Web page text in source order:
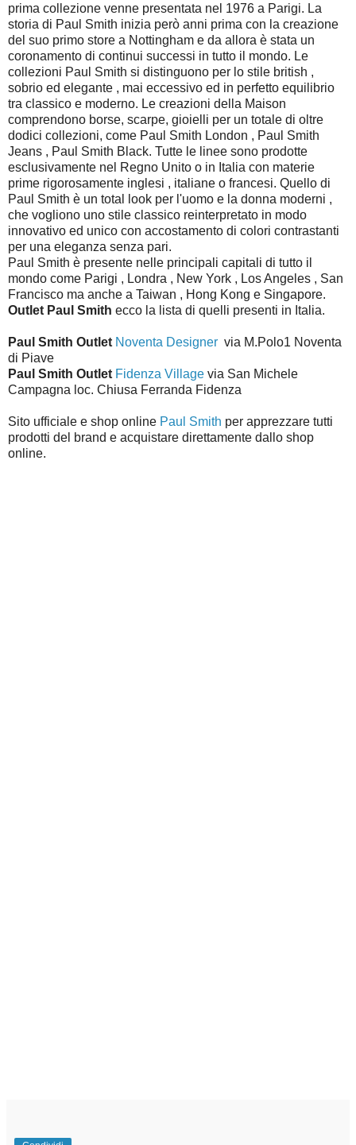
prima collezione venne presentata nel 1976 a Parigi. La
storia di Paul Smith inizia però anni prima con la creazione
del suo primo store a Nottingham e da allora è stata un
coronamento di continui successi in tutto il mondo. Le
collezioni Paul Smith si distinguono per lo stile british ,
sobrio ed elegante , mai eccessivo ed in perfetto equilibrio
tra classico e moderno. Le creazioni della Maison
comprendono borse, scarpe, gioielli per un totale di oltre
dodici collezioni, come Paul Smith London , Paul Smith
Jeans , Paul Smith Black. Tutte le linee sono prodotte
esclusivamente nel Regno Unito o in Italia con materie
prime rigorosamente inglesi , italiane o francesi. Quello di
Paul Smith è un total look per l'uomo e la donna moderni ,
che vogliono uno stile classico reinterpretato in modo
innovativo ed unico con accostamento di colori contrastanti
per una eleganza senza pari.
Paul Smith è presente nelle principali capitali di tutto il
mondo come Parigi , Londra , New York , Los Angeles , San
Francisco ma anche a Taiwan , Hong Kong e Singapore.
Outlet Paul Smith ecco la lista di quelli presenti in Italia.
Paul Smith Outlet Noventa Designer via M.Polo1 Noventa
di Piave
Paul Smith Outlet Fidenza Village via San Michele
Campagna loc. Chiusa Ferranda Fidenza
Sito ufficiale e shop online Paul Smith per apprezzare tutti
prodotti del brand e acquistare direttamente dallo shop
online.